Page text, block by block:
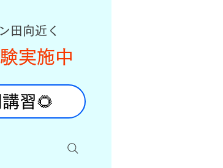
田向近く
実施中
習🌻